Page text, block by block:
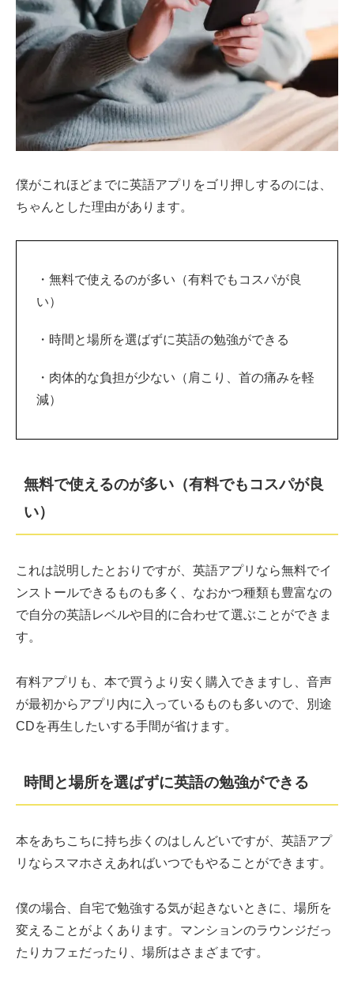
僕がこれほどまでに英語アプリをゴリ押しするのには、
ちゃんとした理由があります。
・無料で使えるのが多い（有料でもコスパが良
い）
・時間と場所を選ばずに英語の勉強ができる
・肉体的な負担が少ない（肩こり、首の痛みを軽
減）
無料で使えるのが多い（有料でもコスパが良
い）
これは説明したとおりですが、英語アプリなら無料でイ
ンストールできるものも多く、なおかつ種類も豊富なの
で自分の英語レベルや目的に合わせて選ぶことができま
す。
有料アプリも、本で買うより安く購入できますし、音声
が最初からアプリ内に入っているものも多いので、別途
CDを再生したいする手間が省けます。
時間と場所を選ばずに英語の勉強ができる
本をあちこちに持ち歩くのはしんどいですが、英語アプ
リならスマホさえあればいつでもやることができます。
僕の場合、自宅で勉強する気が起きないときに、場所を
変えることがよくあります。マンションのラウンジだっ
たりカフェだったり、場所はさまざまです。